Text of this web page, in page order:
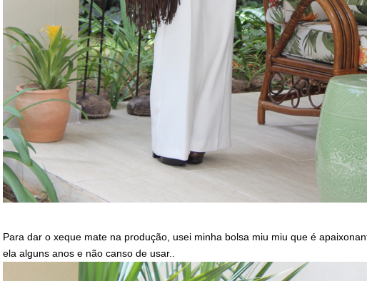
Para dar o xeque mate na produção, usei minha bolsa miu miu que é
ela alguns anos e não canso de usar..